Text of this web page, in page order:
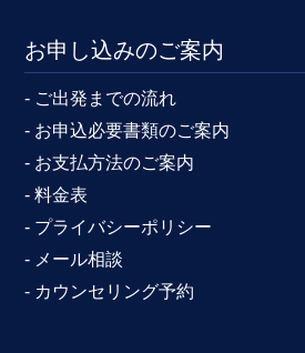
お申し込みのご案内
- ご出発までの流れ
- お申込必要書類のご案内
- お支払方法のご案内
- 料金表
- プライバシーポリシー
- メール相談
- カウンセリング予約